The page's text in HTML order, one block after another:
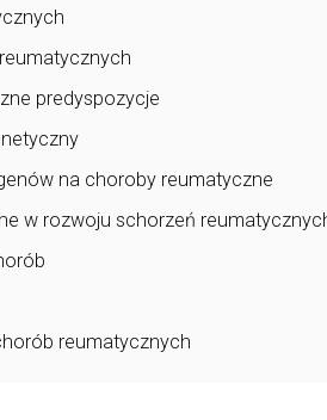
predyspozycje
na choroby reumatyczne
w rozwoju schorzeń
reumatycznych